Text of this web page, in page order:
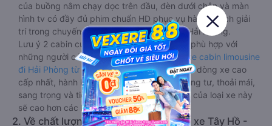
của buồng nằm chạy dọc trên đầu, đèn dưới chân và màn
hình tv có đầy đủ phim chuẩn HD phục vụ hành khách giải
trí trong chuyến đi từ Tây Hồ - Hà Nội đến Hải Phòng.
Lưu ý 2 cabin cuối thường thiết kế nhỏ hơn phù hợp với
những người có thân hình nhỏ nhắn. Dòng
xe cabin limousine
đi Hải Phòng từ Tây Hồ - Hà Nộinày đang là dòng xe cao
cấp nhất, hành khách thường chọn vì sự riêng tư, thoải mái,
sang trọng và tiện nghi. Tất nhiên giá thành của loại xe này
sẽ cao hơn các loại khác.
2. Về chất lượng, review, đánh giá nhà xe Tây Hồ -